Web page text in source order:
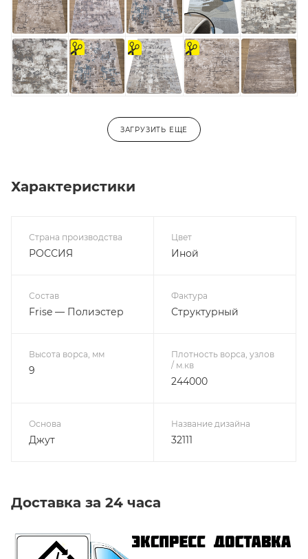
на
отрез
На
отрез
на
отрез
ЗАГРУЗИТЬ ЕЩЕ
Характеристики
Страна производства
РОССИЯ
Цвет
Иной
Состав
Frise — Полиэстер
Фактура
Структурный
Высота ворса, мм
9
Плотность ворса, узлов
/ м.кв
244000
Основа
Джут
Название дизайна
32111
Доставка за 24 часа